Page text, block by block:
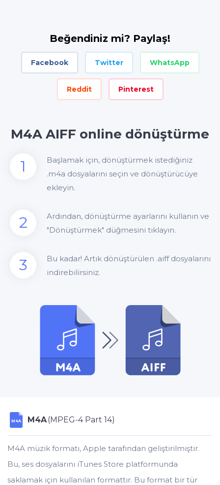
Beğendiniz mi? Paylaş!
Facebook Twitter WhatsApp
Reddit Pinterest
M4A AIFF online dönüştürme
1
Başlamak için, dönüştürmek istediğiniz
.m4a dosyalarını seçin ve dönüştürücüye
ekleyin.
2
Ardından, dönüştürme ayarlarını kullanın ve
"Dönüştürmek" düğmesini tıklayın.
3
Bu kadar! Artık dönüştürülen .aiff dosyalarını
indirebilirsiniz.
M4A M4A(MPEG-4 Part 14)
M4A müzik formatı, Apple tarafından geliştirilmiştir.
Bu, ses dosyalarını iTunes Store platformunda
saklamak için kullanılan formattır. Bu format bir tür